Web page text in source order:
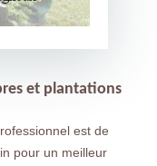
et plantations
est de
pour un meilleur